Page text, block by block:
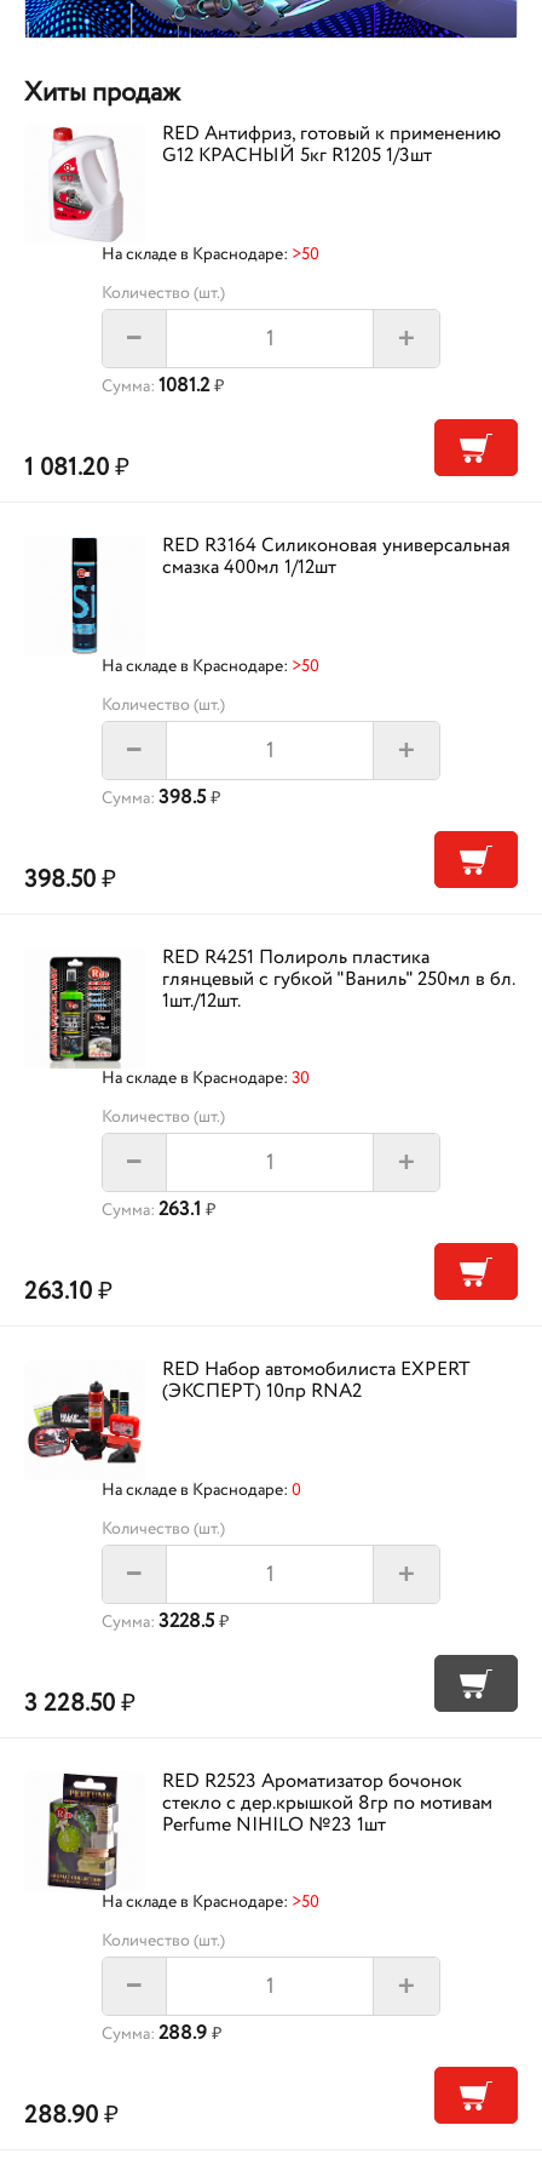
Хиты продаж
RED Антифриз, готовый к применению
G12 КРАСНЫЙ 5кг R1205 1/3шт
На складе в Краснодаре: >50
Количество (шт.)
– +
Сумма: 1081.2₽
1 081.20₽
RED R3164 Силиконовая универсальная
смазка 400мл 1/12шт
На складе в Краснодаре: >50
Количество (шт.)
– +
Сумма: 398.5 ₽
398.50₽
RED R4251 Полироль пластика
глянцевый с губкой "Ваниль" 250мл в бл.
1шт./12шт.
На складе в Краснодаре: 30
Количество (шт.)
– +
Сумма: 263.1 ₽
263.10₽
RED Набор автомобилиста EXPERT
(ЭКСПЕРТ) 10пр RNA2
На складе в Краснодаре: 0
Количество (шт.)
– +
Сумма: 3228.5 ₽
3 228.50₽
RED R2523 Ароматизатор бочонок
стекло с дер.крышкой 8гр по мотивам
Perfume NIHILO №23 1шт
На складе в Краснодаре: >50
Количество (шт.)
– +
Сумма: 288.9 ₽
288.90₽